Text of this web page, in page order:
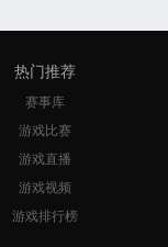
热门推荐
赛事库
游戏比赛
游戏直播
游戏视频
游戏排行榜